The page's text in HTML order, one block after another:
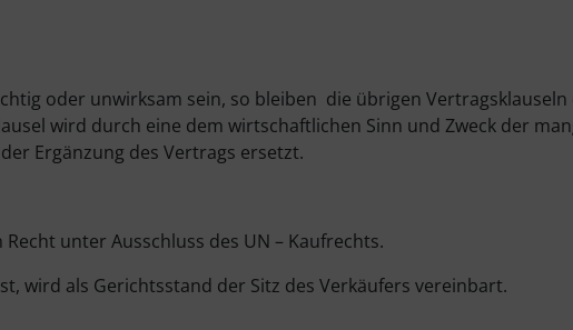
oder unwirksam sein, so bleiben die übrigen Vertragsklauseln
wird durch eine dem wirtschaftlichen Sinn und Zweck der
Ergänzung des Vertrags ersetzt.
unter Ausschluss des UN – Kaufrechts.
wird als Gerichtsstand der Sitz des Verkäufers vereinbart.